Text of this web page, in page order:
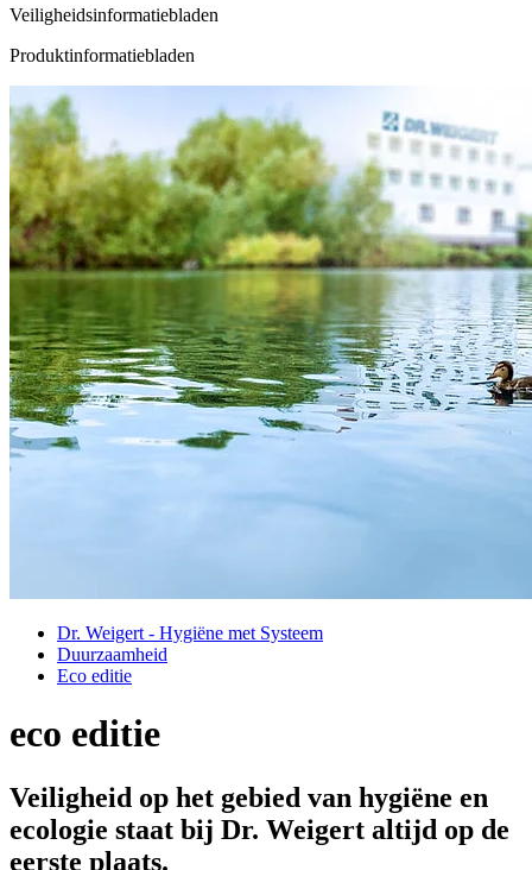
Veiligheidsinformatiebladen
Produktinformatiebladen
Dr. Weigert - Hygiëne met Systeem
Duurzaamheid
Eco editie
eco editie
Veiligheid op het gebied van hygiëne en
ecologie staat bij Dr. Weigert altijd op de
eerste plaats.